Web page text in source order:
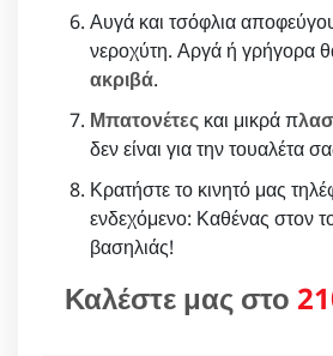
Αυγά και τσόφλια
νεροχύτη. Αργά ή γρήγορα
ακριβά.
Μπατονέτες και μικρά π
δεν είναι για την τουαλέτα
Κρατήστε το κινητό μας
ενδεχόμενο: Καθένας στον
βασηλιάς!
Καλέστε μας στο